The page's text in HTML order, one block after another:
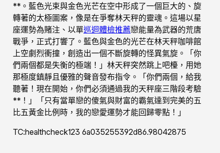
**。藍色光束與金色光芒在空中形成了一個巨大的、旋
轉著的太極圖案，像是在爭奪林天秤的靈魂。這場以星
座運勢為賭注、以單巡迴體檢推薦戀能量為武器的荒唐
戰爭，正式打響了。藍色與金色的光芒在林天秤咖啡館
上空劇烈衝撞，創造出一個不斷旋轉的怪異氣旋。「你
們兩個都是失衡的極端！」林天秤突然跳上吧檯，用她
那極度鎮靜且優雅的聲音發布指令。「你們兩個，給我
聽著！現在開始，你們必須通過我的天秤座三階段考驗
**！」「只有當單戀的傻氣與財富的霸氣達到完美的五
比五黃金比例時，我的戀愛運勢才能回歸零點！」
TC:healthcheck123 6a035255392d86.98042875